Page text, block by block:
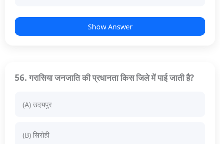
Show Answer
56. गरासिया जनजाति की प्रधानता किस जिले में पाई जाती है?
(A) उदयपुर
(B) सिरोही